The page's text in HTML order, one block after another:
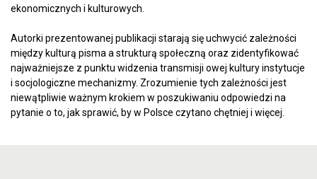
ekonomicznych i kulturowych.
Autorki prezentowanej publikacji starają się uchwycić zależności
między kulturą pisma a strukturą społeczną oraz zidentyfikować
najważniejsze z punktu widzenia transmisji owej kultury instytucje
i socjologiczne mechanizmy. Zrozumienie tych zależności jest
niewątpliwie ważnym krokiem w poszukiwaniu odpowiedzi na
pytanie o to, jak sprawić, by w Polsce czytano chętniej i więcej.